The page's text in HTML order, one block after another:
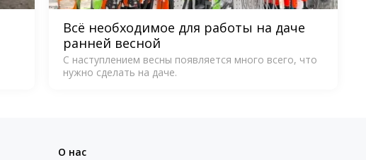
Всё необходимое для работы на даче
ранней весной
С наступлением весны появляется много всего, что
нужно сделать на даче.
О нас